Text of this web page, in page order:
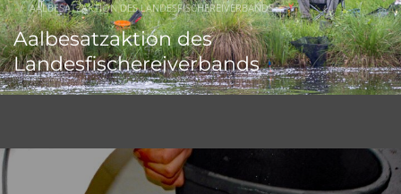
AALBESATZAKTION DES LANDESFISCHEREIVERBANDS
Aalbesatzaktion des
Landesfischereiverbands